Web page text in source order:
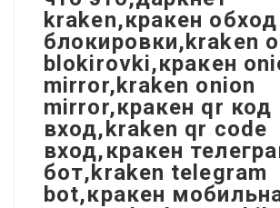
kraken,кракен обход
блокировки,kraken
blokirovki,кракен
mirror,kraken onion
mirror,кракен qr код
вход,kraken qr code
вход,кракен
бот,kraken telegram
bot,кракен